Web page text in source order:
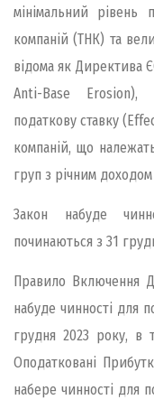
мінімальний рівень
компаній (ТНК) та
відома як Директива
Anti-Base Erosion),
податкову ставку
компаній, що
груп з річним
Закон набуде
починаються з 31
Правило Включення
набуде чинності для
грудня 2023 року, в
Оподатковані
набере чинності для